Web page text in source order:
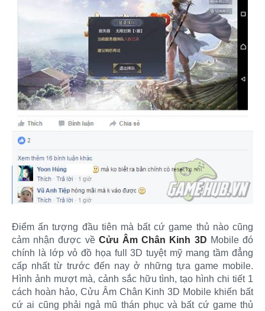
Điểm ấn tượng đầu tiên mà bất cứ game thủ nào cũng
cảm nhận được về Cửu Âm Chân Kinh 3D Mobile đó
chính là lớp vỏ đồ họa full 3D tuyệt mỹ mang tầm đẳng
cấp nhất từ trước đến nay ở những tựa game mobile.
Hình ảnh mượt mà, cảnh sắc hữu tình, tạo hình chi tiết 1
cách hoàn hảo, Cửu Âm Chân Kinh 3D Mobile khiến bất
cứ ai cũng phải ngả mũ thán phục và bất cứ game thủ